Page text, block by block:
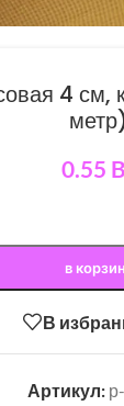
4 см,
0.55
в
В
Артикул: